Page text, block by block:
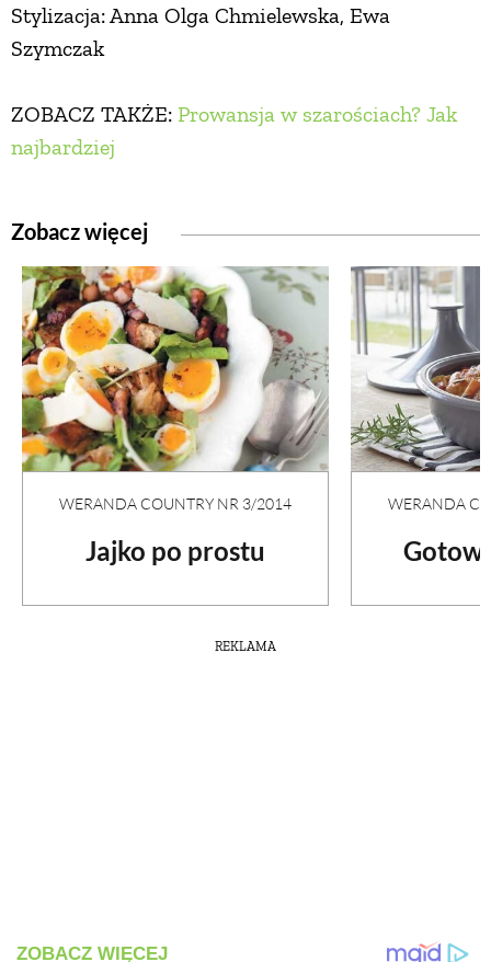
Stylizacja: Anna Olga Chmielewska, Ewa
Szymczak
ZOBACZ TAKŻE: Prowansja w szarościach? Jak
najbardziej
Zobacz więcej
WERANDA COUNTRY NR 3/2014
Jajko po prostu
WERANDA
REKLAMA